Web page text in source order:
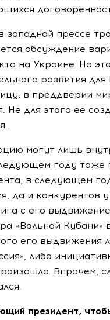
западной прессе
обсуждение
на Украине. Но
развития
в преддверии
Не для этого ее
могут лишь
году тоже
в следующем
да и конкурентов
с его
«Вольной Кубани»
его выдвижения
либо
Впрочем,
президент,